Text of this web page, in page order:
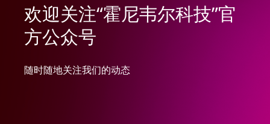
欢迎关注“霍尼韦尔科技”官
方公众号
随时随地关注我们的动态